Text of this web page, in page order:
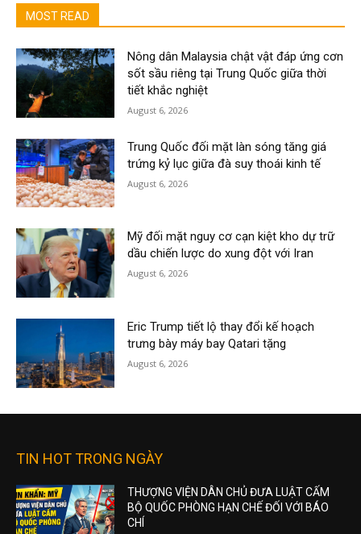
MOST READ
Nông dân Malaysia chật vật đáp ứng cơn
sốt sầu riêng tại Trung Quốc giữa thời
tiết khắc nghiệt
August 6, 2026
Trung Quốc đối mặt làn sóng tăng giá
trứng kỷ lục giữa đà suy thoái kinh tế
August 6, 2026
Mỹ đối mặt nguy cơ cạn kiệt kho dự trữ
dầu chiến lược do xung đột với Iran
August 6, 2026
Eric Trump tiết lộ thay đổi kế hoạch
trưng bày máy bay Qatari tặng
August 6, 2026
TIN HOT TRONG NGÀY
THƯỢNG VIỆN DÂN CHỦ ĐƯA LUẬT CẤM
BỘ QUỐC PHÒNG HẠN CHẾ ĐỐI VỚI BÁO
CHÍ